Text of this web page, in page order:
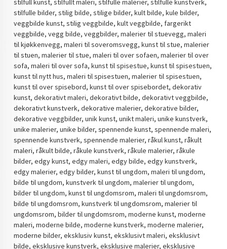
stilfull kunst, stilfullt maleri, stilfulle malerier, stilfulle kunstverk,
stilfulle bilder, stilig bilde, stilige bilder, kult bilde, kule bilder,
veggbilde kunst, stilig veggbilde, kult veggbilde, fargerikt
veggbilde, vegg bilde, veggbilder, malerier til stuevegg, maleri
til kjøkkenvegg, maleri til soveromsvegg, kunst til stue, malerier
til stuen, malerier til stue, maleri til over sofaen, malerier til over
sofa, maleri til over sofa, kunst til spisestue, kunst til spisestuen,
kunst til nytt hus, maleri til spisestuen, malerier til spisestuen,
kunst til over spisebord, kunst til over spisebordet, dekorativ
kunst, dekorativt maleri, dekorativt bilde, dekorativt veggbilde,
dekorativt kunstverk, dekorative malerier, dekorative bilder,
dekorative veggbilder, unik kunst, unikt maleri, unike kunstverk,
unike malerier, unike bilder, spennende kunst, spennende maleri,
spennende kunstverk, spennende malerier, råkul kunst, råkult
maleri, råkult bilde, råkule kunstverk, råkule malerier, råkule
bilder, edgy kunst, edgy maleri, edgy bilde, edgy kunstverk,
edgy malerier, edgy bilder, kunst til ungdom, maleri til ungdom,
bilde til ungdom, kunstverk til ungdom, malerier til ungdom,
bilder til ungdom, kunst til ungdomsrom, maleri til ungdomsrom,
bilde til ungdomsrom, kunstverk til ungdomsrom, malerier til
ungdomsrom, bilder til ungdomsrom, moderne kunst, moderne
maleri, moderne bilde, moderne kunstverk, moderne malerier,
moderne bilder, eksklusiv kunst, eksklusivt maleri, eksklusivt
bilde, eksklusive kunstverk, eksklusive malerier, eksklusive